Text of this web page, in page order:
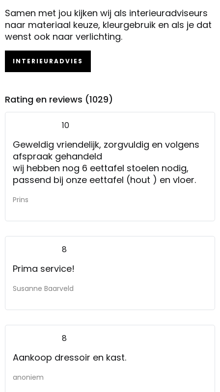
Samen met jou kijken wij als interieuradviseurs
naar materiaal keuze, kleurgebruik en als je dat
wenst ook naar verlichting.
INTERIEURADVIES
Rating en reviews (1029)
10
Geweldig vriendelijk, zorgvuldig en volgens
afspraak gehandeld
wij hebben nog 6 eettafel stoelen nodig,
passend bij onze eettafel (hout ) en vloer.
Prins
8
Prima service!
Susanne Baarveld
8
Aankoop dressoir en kast.
anoniem